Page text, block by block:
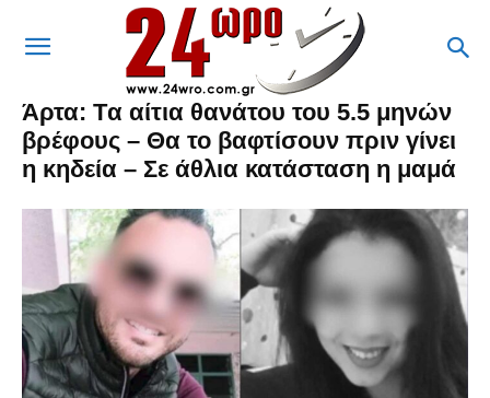
Άρτα: Tα αίτια θανάτου του 5.5 μηνών
βρέφους – Θα το βαφτίσουν πριν γίνει
η κηδεία – Σε άθλια κατάσταση η μαμά